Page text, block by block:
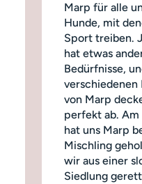
Marp für alle
Hunde, mit
Sport treiben.
hat etwas
Bedürfnisse,
verschiedenen
von Marp
perfekt ab.
hat uns Marp
Mischling
wir aus einer
Siedlung